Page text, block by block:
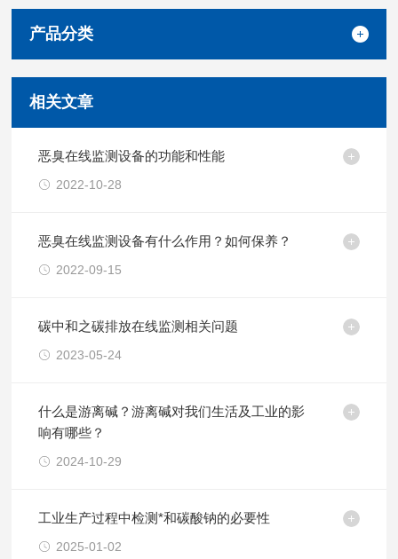
产品分类
相关文章
恶臭在线监测设备的功能和性能
2022-10-28
恶臭在线监测设备有什么作用？如何保养？
2022-09-15
碳中和之碳排放在线监测相关问题
2023-05-24
什么是游离碱？游离碱对我们生活及工业的影
响有哪些？
2024-10-29
工业生产过程中检测*和碳酸钠的必要性
2025-01-02